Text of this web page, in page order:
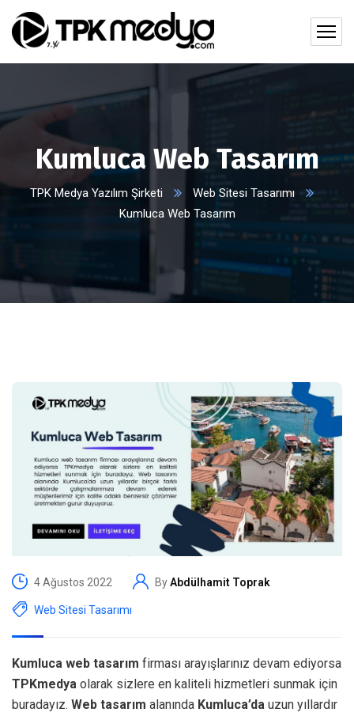
Kumluca Web Tasarım
TPK Medya Yazılım Şirketi
Web Sitesi Tasarımı
Kumluca Web Tasarım
4 Ağustos 2022 ByAbdülhamit Toprak
Web Sitesi Tasarımı
Kumluca web tasarım firması arayışlarınız devam ediyorsa
TPKmedya olarak sizlere en kaliteli hizmetleri sunmak için
buradayız. Web tasarım alanında Kumluca’da uzun yıllardır